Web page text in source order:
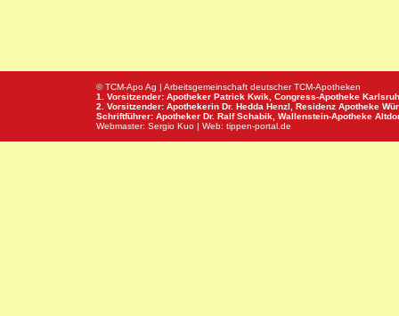
© TCM-Apo Ag | Arbeitsgemeinschaft deutscher TCM-Apotheken
1. Vorsitzender: Apotheker Patrick Kwik, Congress-Apotheke
2. Vorsitzender: Apothekerin Dr. Hedda Henzl, Residenz Apotheke
Schriftführer: Apotheker Dr. Ralf Schabik, Wallenstein-Apotheke
Webmaster: Sergio Kuo | Web: tippen-portal.de